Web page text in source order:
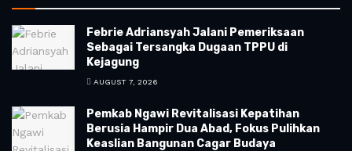
Febrie Adriansyah Jalani Pemeriksaan
Sebagai Tersangka Dugaan TPPU di
Kejagung
AUGUST 7, 2026
Pemkab Ngawi Revitalisasi Kepatihan
Berusia Hampir Dua Abad, Fokus Pulihkan
Keaslian Bangunan Cagar Budaya